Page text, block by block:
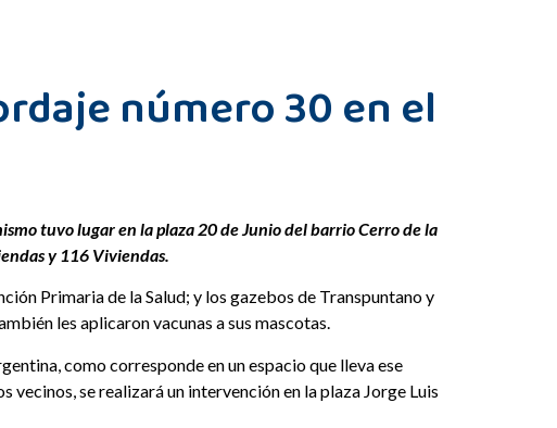
número 30 en el
tuvo lugar en la plaza 20 de Junio del barrio Cerro de la
y 116 Viviendas.
Primaria de la Salud; y los gazebos de Transpuntano y
les aplicaron vacunas a sus mascotas.
como corresponde en un espacio que lleva ese
se realizará un intervención en la plaza Jorge Luis